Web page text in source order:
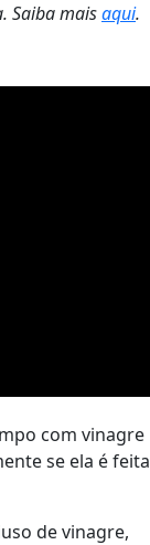
Saiba maisaqui.
com vinagre
se ela é feita
de vinagre,